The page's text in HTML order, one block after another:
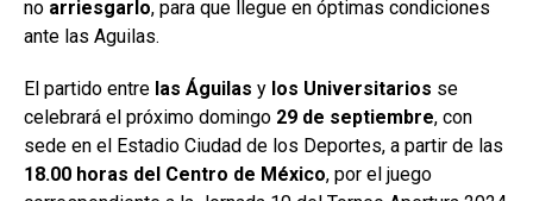
no arriesgarlo, para que llegue en óptimas condiciones
ante las Aguilas.
El partido entre las Águilas y los Universitarios se
celebrará el próximo domingo 29 de septiembre, con
sede en el Estadio Ciudad de los Deportes, a partir de las
18.00 horas del Centro de México, por el juego